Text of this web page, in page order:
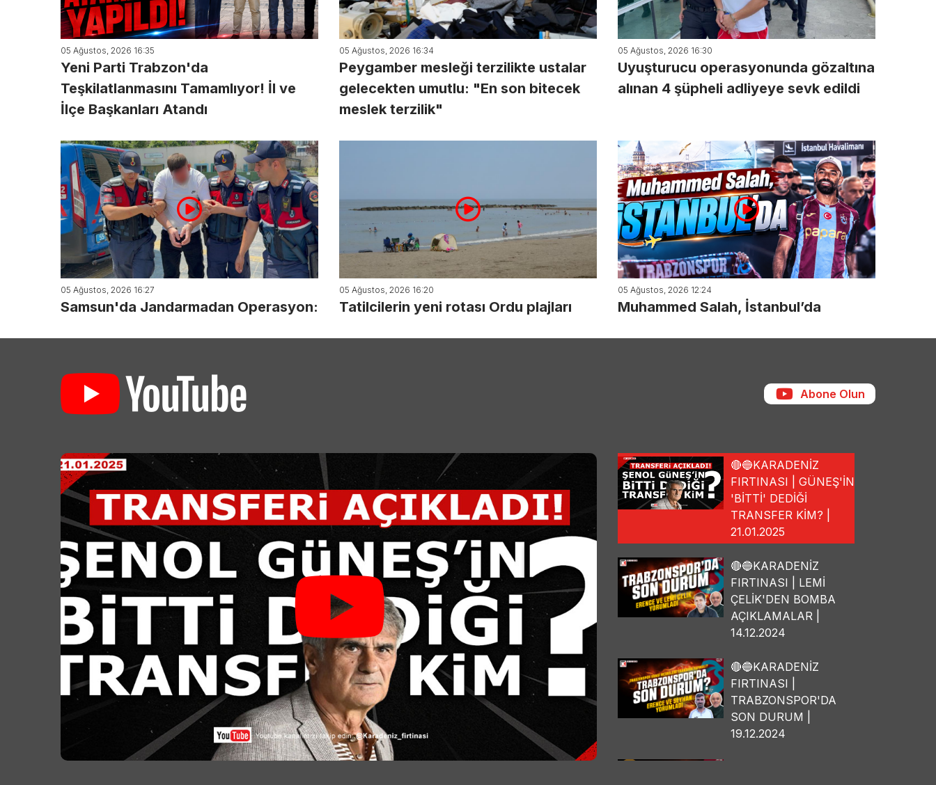
05 Ağustos, 2026 16:35
Yeni Parti Trabzon'da
Teşkilatlanmasını Tamamlıyor! İl ve
İlçe Başkanları Atandı
05 Ağustos, 2026 16:34
Peygamber mesleği terzilikte ustalar
gelecekten umutlu: "En son bitecek
meslek terzilik"
05 Ağustos, 2026 16:30
Uyuşturucu operasyonunda gözaltına
alınan 4 şüpheli adliyeye sevk edildi
05 Ağustos, 2026 16:27
Samsun'da Jandarmadan Operasyon:
05 Ağustos, 2026 16:20
Tatilcilerin yeni rotası Ordu plajları
05 Ağustos, 2026 12:24
Muhammed Salah, İstanbul’da
Abone Olun
🔴🔵KARADENİZ
FIRTINASI | GÜNEŞ'İN
'BİTTİ' DEDİĞİ
TRANSFER KİM? |
21.01.2025
🔴🔵KARADENİZ
FIRTINASI | LEMİ
ÇELİK'DEN BOMBA
AÇIKLAMALAR |
14.12.2024
🔴🔵KARADENİZ
FIRTINASI |
TRABZONSPOR'DA
SON DURUM |
19.12.2024